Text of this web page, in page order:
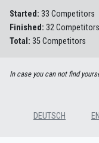
Started: 33 Competitors
Finished: 32 Competitors
Total: 35 Competitors
In case you can not find
DEUTSCH